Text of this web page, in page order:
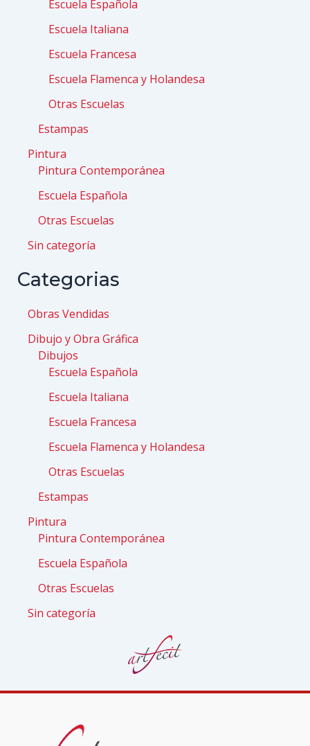
Escuela Española
Escuela Italiana
Escuela Francesa
Escuela Flamenca y Holandesa
Otras Escuelas
Estampas
Pintura
Pintura Contemporánea
Escuela Española
Otras Escuelas
Sin categoría
Categorias
Obras Vendidas
Dibujo y Obra Gráfica
Dibujos
Escuela Española
Escuela Italiana
Escuela Francesa
Escuela Flamenca y Holandesa
Otras Escuelas
Estampas
Pintura
Pintura Contemporánea
Escuela Española
Otras Escuelas
Sin categoría